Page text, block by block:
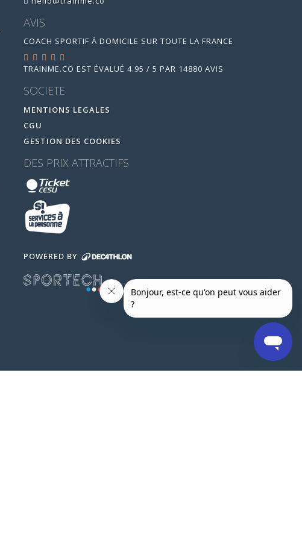
AVIS
COACH SPORTIF À DOMICILE SUR TOUTE LA FRANCE
TRAINME.CO EST ÉVALUÉ 4.95 / 5 PAR 14880 AVIS
SOCIETE
MENTIONS LEGALES
CGU
GESTION DES COOKIES
DES PRIX ATTRACTIFS
POWERED BY